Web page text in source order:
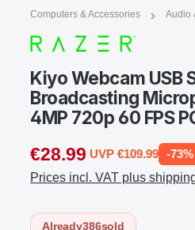
Computers & Accessories Audio
Kiyo Webcam USB
Broadcasting
4MP 720p 60 FPS
€28.99 UVP €109.99 -73%
Prices incl. VAT plus
Already386sold